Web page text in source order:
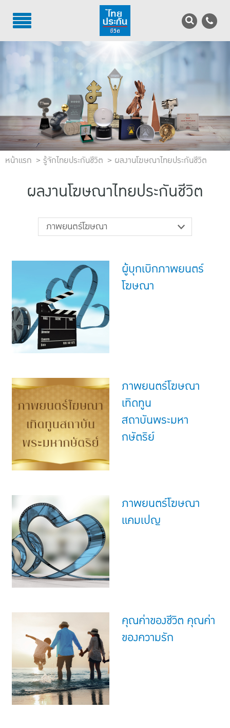
TH EN
บริการลูกค้า
บริการตัวแทน
รู้จักไทยประกันชีวิต
นักลงทุนสัมพันธ์
เพื่อสังคมไทย
ติดต่อไทยประกันชีวิต
แบบประกันทั้งหมด
แบบประกันที่เหมาะกับช่วงอายุ
เปรียบเทียบแบบประกัน
เลือกแบบประกันที่เหมาะกับคุณ
TL Learning Center
หน้าแรก รู้จักไทยประกันชีวิต ผลงานโฆษณาไทยประกันชีวิต
ผลงานโฆษณาไทยประกันชีวิต
ภาพยนตร์โฆษณา
ผู้บุกเบิกภาพยนตร์
โฆษณา
ภาพยนตร์โฆษณา
เทิดทูน
สถาบันพระมหา
กษัตริย์
ภาพยนตร์โฆษณา
แคมเปญ
คุณค่าของชีวิต คุณค่า
ของความรัก